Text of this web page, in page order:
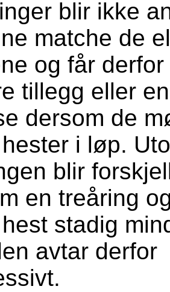
blir ikke
matche de
og får derfor
tillegg eller
dersom de
i løp.
blir
en treåring
stadig
avtar derfor